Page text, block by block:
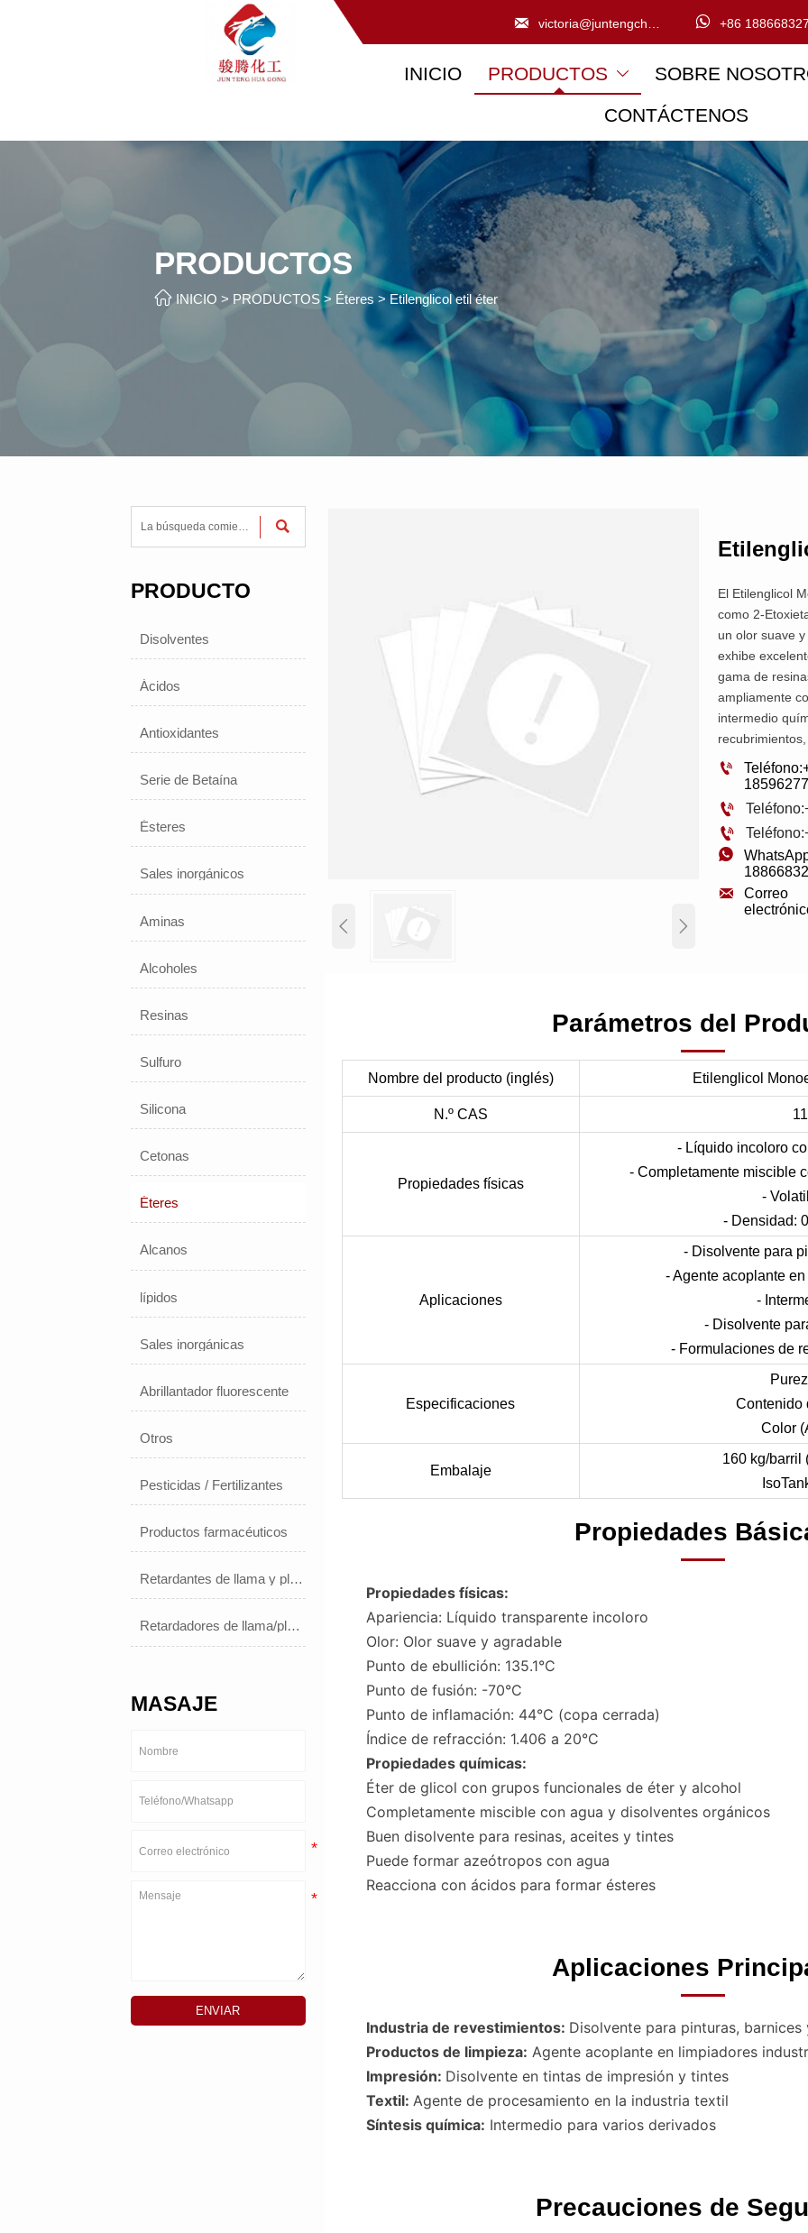
  +86
INICIO PRODUCTOS  SOBRE
CONTÁCTENOS
PRODUCTOS
 INICIO > PRODUCTOS> Éteres > Etilenglicol etil éter

PRODUCTO
Disolventes
Ácidos
Antioxidantes
Serie de Betaína
Ésteres
Sales inorgánicos
Aminas
Alcoholes
Resinas
Sulfuro
Silicona
Cetonas
Éteres
Alcanos
lípidos
Sales inorgánicas
Abrillantador fluorescente
Otros
Pesticidas / Fertilizantes
Productos farmacéuticos
Retardantes de llama y plastificantes
Retardadores de llama/plastificantes
MASAJE
ENVIAR
 
El Etilenglicol
como 2-
un olor suave
exhibe
gama de
ampliamente
intermedio




 Correo
Parámetros del
Nombre del producto (inglés) Etilenglicol
N.º CAS
Propiedades físicas
- Líquido incoloro
- Completamente miscible
-
- Densidad:
Aplicaciones
- Disolvente para
- Agente acoplante
-
- Disolvente
- Formulaciones de
Especificaciones
Contenido
Color
Embalaje
160 kg/barril
Propiedades
Propiedades físicas:
Apariencia: Líquido transparente incoloro
Olor: Olor suave y agradable
Punto de ebullición: 135.1°C
Punto de fusión: -70°C
Punto de inflamación: 44°C (copa cerrada)
Índice de refracción: 1.406 a 20°C
Propiedades químicas:
Éter de glicol con grupos funcionales de éter y alcohol
Completamente miscible con agua y disolventes orgánicos
Buen disolvente para resinas, aceites y tintes
Puede formar azeótropos con agua
Reacciona con ácidos para formar ésteres
Aplicaciones
Industria de revestimientos: Disolvente para pinturas, barnices
Productos de limpieza: Agente acoplante en limpiadores
Impresión: Disolvente en tintas de impresión y tintes
Textil:Agente de procesamiento en la industria textil
Síntesis química: Intermedio para varios derivados
Precauciones de